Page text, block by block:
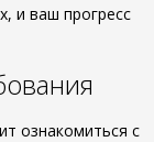
и ваш прогресс
ознакомиться с